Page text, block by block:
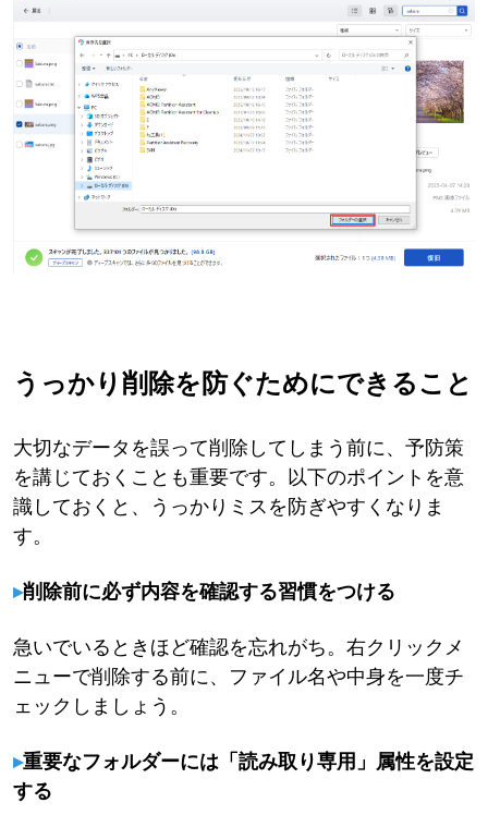
うっかり削除を防ぐためにできること
大切なデータを誤って削除してしまう前に、予防策
を講じておくことも重要です。以下のポイントを意
識しておくと、うっかりミスを防ぎやすくなりま
す。
▸削除前に必ず内容を確認する習慣をつける
急いでいるときほど確認を忘れがち。右クリックメ
ニューで削除する前に、ファイル名や中身を一度チ
ェックしましょう。
▸重要なフォルダーには「読み取り専用」属性を設定
する